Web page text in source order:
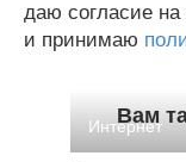
даю согласие
и принимаю
Вам
Интернет